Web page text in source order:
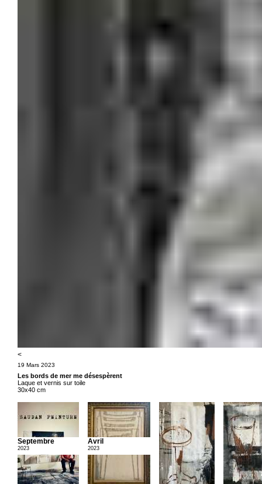
<
19 Mars 2023
Les bords de mer me désespèrent
Laque et vernis sur toile
30x40 cm
Septembre
2023
Avril
2023